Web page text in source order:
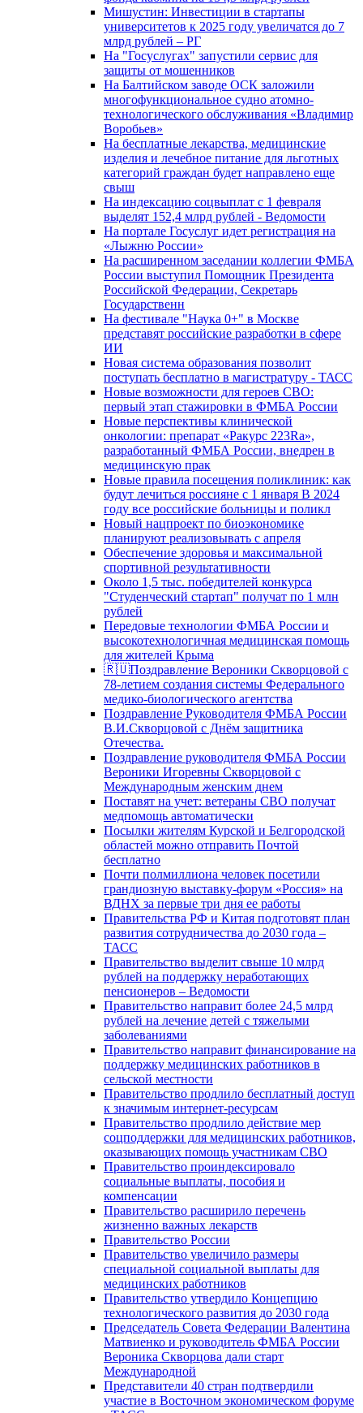
Мишустин: Инвестиции в стартапы
университетов к 2025 году увеличатся до 7
млрд рублей – РГ
На "Госуслугах" запустили сервис для
защиты от мошенников
На Балтийском заводе ОСК заложили
многофункциональное судно атомно-
технологического обслуживания «Владимир
Воробьев»
На бесплатные лекарства, медицинские
изделия и лечебное питание для льготных
категорий граждан будет направлено еще
свыш
На индексацию соцвыплат с 1 февраля
выделят 152,4 млрд рублей - Ведомости
На портале Госуслуг идет регистрация на
«Лыжню России»
На расширенном заседании коллегии ФМБА
России выступил Помощник Президента
Российской Федерации, Секретарь
Государственн
На фестивале "Наука 0+" в Москве
представят российские разработки в сфере
ИИ
Новая система образования позволит
поступать бесплатно в магистратуру - ТАСС
Новые возможности для героев СВО:
первый этап стажировки в ФМБА России
Новые перспективы клинической
онкологии: препарат «Ракурс 223Ra»,
разработанный ФМБА России, внедрен в
медицинскую прак
Новые правила посещения поликлиник: как
будут лечиться россияне с 1 января В 2024
году все российские больницы и поликл
Новый нацпроект по биоэкономике
планируют реализовывать с апреля
Обеспечение здоровья и максимальной
спортивной результативности
Около 1,5 тыс. победителей конкурса
"Студенческий стартап" получат по 1 млн
рублей
Передовые технологии ФМБА России и
высокотехнологичная медицинская помощь
для жителей Крыма
🇷🇺Поздравление Вероники Скворцовой с
78-летием создания системы Федерального
медико-биологического агентства
Поздравление Руководителя ФМБА России
В.И.Скворцовой с Днём защитника
Отечества.
Поздравление руководителя ФМБА России
Вероники Игоревны Скворцовой с
Международным женским днем
Поставят на учет: ветераны СВО получат
медпомощь автоматически
Посылки жителям Курской и Белгородской
областей можно отправить Почтой
бесплатно
Почти полмиллиона человек посетили
грандиозную выставку-форум «Россия» на
ВДНХ за первые три дня ее работы
Правительства РФ и Китая подготовят план
развития сотрудничества до 2030 года –
ТАСС
Правительство выделит свыше 10 млрд
рублей на поддержку неработающих
пенсионеров – Ведомости
Правительство направит более 24,5 млрд
рублей на лечение детей с тяжелыми
заболеваниями
Правительство направит финансирование на
поддержку медицинских работников в
сельской местности
Правительство продлило бесплатный доступ
к значимым интернет-ресурсам
Правительство продлило действие мер
соцподдержки для медицинских работников,
оказывающих помощь участникам СВО
Правительство проиндексировало
социальные выплаты, пособия и
компенсации
Правительство расширило перечень
жизненно важных лекарств
Правительство России
Правительство увеличило размеры
специальной социальной выплаты для
медицинских работников
Правительство утвердило Концепцию
технологического развития до 2030 года
Председатель Совета Федерации Валентина
Матвиенко и руководитель ФМБА России
Вероника Скворцова дали старт
Международной
Представители 40 стран подтвердили
участие в Восточном экономическом форуме